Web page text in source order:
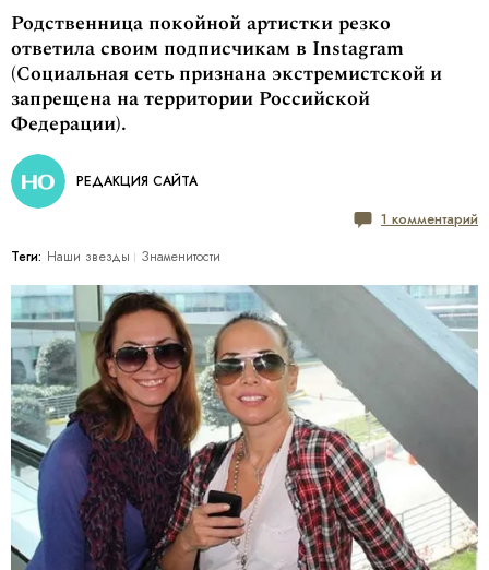
Родственница покойной артистки резко
ответила своим подписчикам в Instagram
(Социальная сеть признана экстремистской и
запрещена на территории Российской
Федерации).
РЕДАКЦИЯ САЙТА
1 комментарий
Теги: Наши звезды Знаменитости